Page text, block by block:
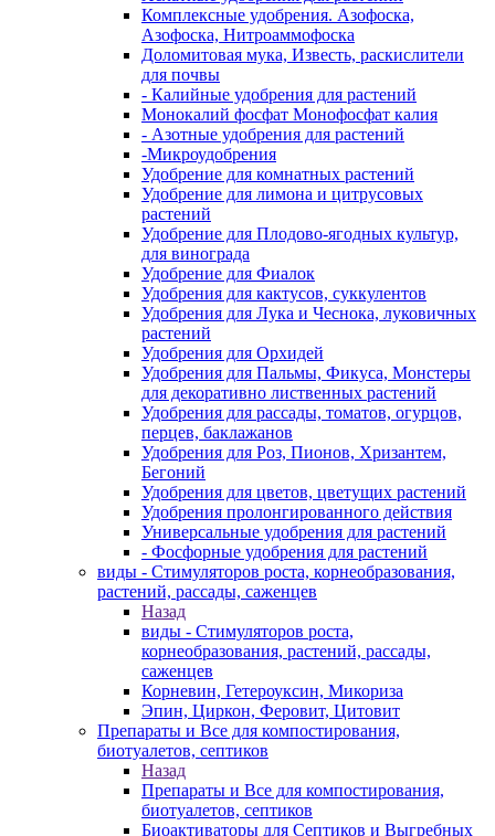
Комплексные удобрения. Азофоска,
Азофоска, Нитроаммофоска
Доломитовая мука, Известь, раскислители
для почвы
- Калийные удобрения для растений
Монокалий фосфат Монофосфат калия
- Азотные удобрения для растений
-Микроудобрения
Удобрение для комнатных растений
Удобрение для лимона и цитрусовых
растений
Удобрение для Плодово-ягодных культур,
для винограда
Удобрение для Фиалок
Удобрения для кактусов, суккулентов
Удобрения для Лука и Чеснока, луковичных
растений
Удобрения для Орхидей
Удобрения для Пальмы, Фикуса, Монстеры
для декоративно лиственных растений
Удобрения для рассады, томатов, огурцов,
перцев, баклажанов
Удобрения для Роз, Пионов, Хризантем,
Бегоний
Удобрения для цветов, цветущих растений
Удобрения пролонгированного действия
Универсальные удобрения для растений
- Фосфорные удобрения для растений
виды - Стимуляторов роста, корнеобразования,
растений, рассады, саженцев
Назад
виды - Стимуляторов роста,
корнеобразования, растений, рассады,
саженцев
Корневин, Гетероуксин, Микориза
Эпин, Циркон, Феровит, Цитовит
Препараты и Все для компостирования,
биотуалетов, септиков
Назад
Препараты и Все для компостирования,
биотуалетов, септиков
Биоактиваторы для Септиков и Выгребных